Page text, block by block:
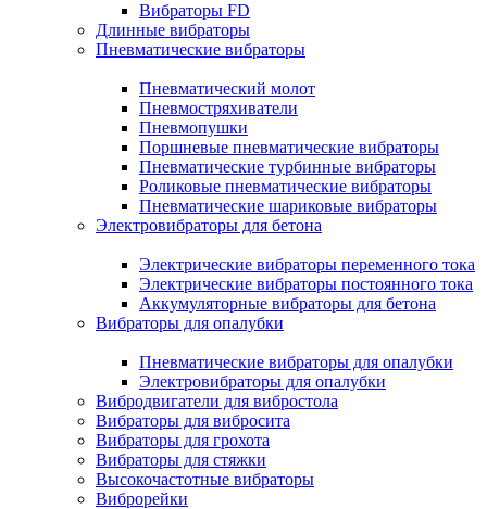
Вибраторы FD
Длинные вибраторы
Пневматические вибраторы
Пневматический молот
Пневмостряхиватели
Пневмопушки
Поршневые пневматические вибраторы
Пневматические турбинные вибраторы
Роликовые пневматические вибраторы
Пневматические шариковые вибраторы
Электровибраторы для бетона
Электрические вибраторы переменного тока
Электрические вибраторы постоянного тока
Аккумуляторные вибраторы для бетона
Вибраторы для опалубки
Пневматические вибраторы для опалубки
Электровибраторы для опалубки
Вибродвигатели для вибростола
Вибраторы для вибросита
Вибраторы для грохота
Вибраторы для стяжки
Высокочастотные вибраторы
Виброрейки